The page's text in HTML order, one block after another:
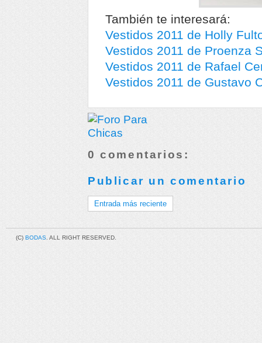
También te interesará:
Vestidos 2011 de Holly
Vestidos 2011 de Proenza
Vestidos 2011 de Rafael
Vestidos 2011 de Gustavo
0 comentarios:
Publicar un comentario
Entrada más reciente
(C) BODAS . ALL RIGHT RESERVED.